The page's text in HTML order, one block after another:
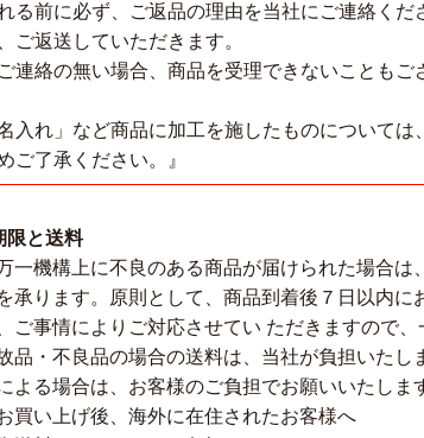
る前に必ず、ご返品の理由を当社にご連絡く
ご返送していただきます。
連絡の無い場合、商品を受理できないこともご
名入れ」など商品に加工を施したものについて
ご了承ください。』
限と送料
一機構上に不良のある商品が届けられた場合は
承ります。原則として、商品到着後７日以内
ご事情によりご対応させてい ただきますので
品・不良品の場合の送料は、当社が負担いたし
よる場合は、お客様のご負担でお願いいたしま
買い上げ後、海外に在住されたお客様へ